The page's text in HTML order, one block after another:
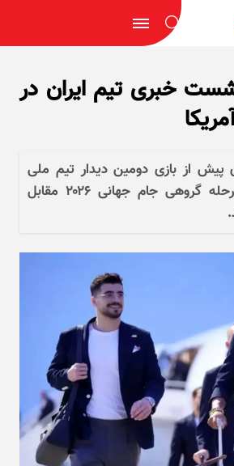
خبری تیم ایران در
از بازی دومین دیدار تیم ملی
فوتبال ایران در مرحله‌ گروهی جام جهانی ۲۰۲۶ مقابل